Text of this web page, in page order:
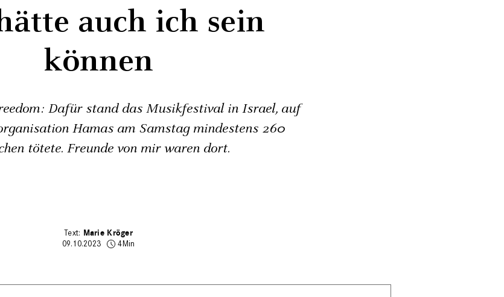
auch ich sein
können
Dafür stand das Musikfestival in Israel, auf
Hamas am Samstag mindestens 260
tötete. Freunde von mir waren dort.
Marie Kröger
09.10.2023
4Min